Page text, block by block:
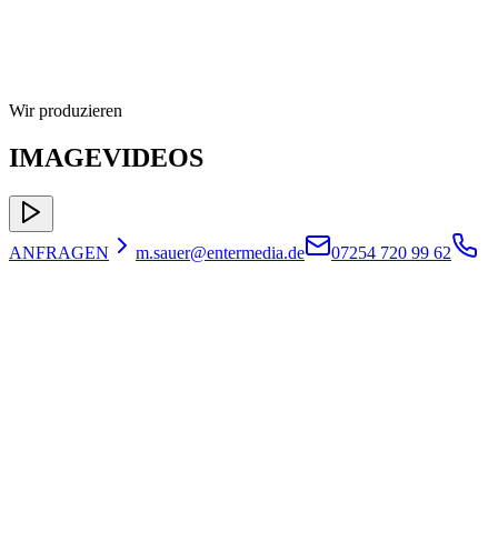
Wir produzieren
IMAGEVIDEOS
ANFRAGEN m.sauer@entermedia.de 07254 720 99 62